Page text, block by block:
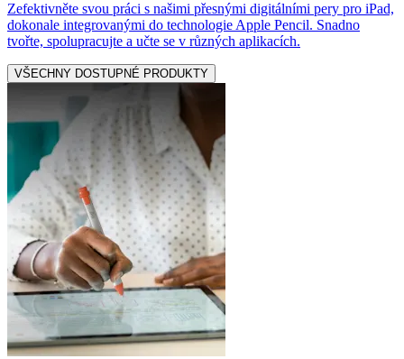
Zefektivněte svou práci s našimi přesnými digitálními pery pro iPad,
dokonale integrovanými do technologie Apple Pencil. Snadno
tvořte, spolupracujte a učte se v různých aplikacích.
VŠECHNY DOSTUPNÉ PRODUKTY